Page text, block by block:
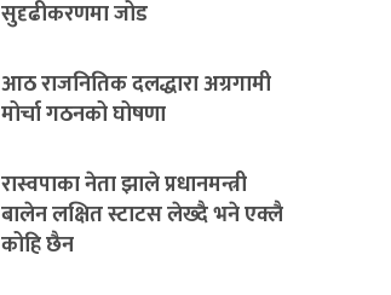
सुदृढीकरणमा जोड
आठ राजनितिक दलद्धारा अग्रगामी
मोर्चा गठनको घोषणा
रास्वपाका नेता झाले प्रधानमन्त्री
बालेन लक्षित स्टाटस लेख्दै भने एक्लै
कोहि छैन